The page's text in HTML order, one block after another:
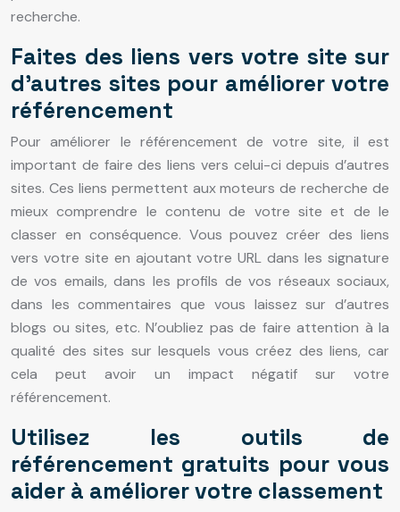
recherche.
Faites des liens vers votre site sur
d’autres sites pour améliorer votre
référencement
Pour améliorer le référencement de votre site, il est
important de faire des liens vers celui-ci depuis d’autres
sites. Ces liens permettent aux moteurs de recherche de
mieux comprendre le contenu de votre site et de le
classer en conséquence. Vous pouvez créer des liens
vers votre site en ajoutant votre URL dans les signature
de vos emails, dans les profils de vos réseaux sociaux,
dans les commentaires que vous laissez sur d’autres
blogs ou sites, etc. N’oubliez pas de faire attention à la
qualité des sites sur lesquels vous créez des liens, car
cela peut avoir un impact négatif sur votre
référencement.
Utilisez les outils de
référencement gratuits pour vous
aider à améliorer votre classement